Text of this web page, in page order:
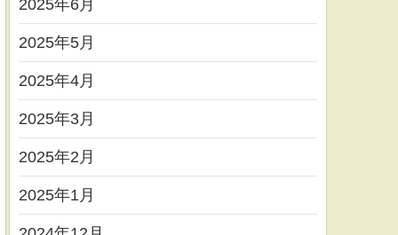
2025年6月
2025年5月
2025年4月
2025年3月
2025年2月
2025年1月